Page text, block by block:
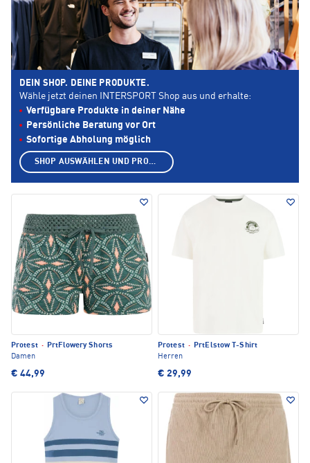
Protest · PrtFlowery Shorts
Damen
€ 44,99
Protest · PrtElstow T-Shirt
Herren
€ 29,99
DEIN SHOP. DEINE PRODUKTE.
Wähle jetzt deinen INTERSPORT Shop aus und erhalte:
Verfügbare Produkte in deiner Nähe
Persönliche Beratung vor Ort
Sofortige Abholung möglich
SHOP AUSWÄHLEN UND PRODUKTE ANZEIGEN